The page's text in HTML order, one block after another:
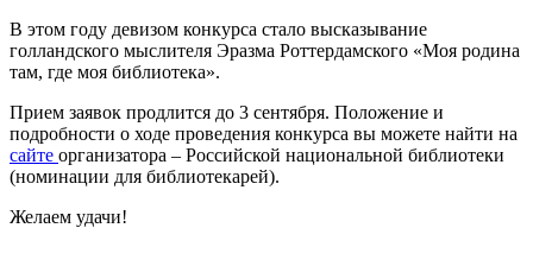
В этом году девизом конкурса стало высказывание
голландского мыслителя Эразма Роттердамского «Моя родина
там, где моя библиотека».
Прием заявок продлится до 3 сентября. Положение и
подробности о ходе проведения конкурса вы можете найти на
сайте организатора – Российской национальной библиотеки
(номинации для библиотекарей).
Желаем удачи!